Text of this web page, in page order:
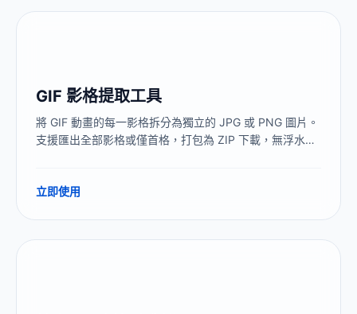
GIF 影格提取工具
將 GIF 動畫的每一影格拆分為獨立的 JPG 或 PNG 圖片。
支援匯出全部影格或僅首格，打包為 ZIP 下載，無浮水
立即使用